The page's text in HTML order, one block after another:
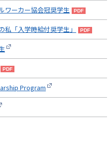
ワーカー協会冠奨学生
私「入学時給付奨学生」
Program